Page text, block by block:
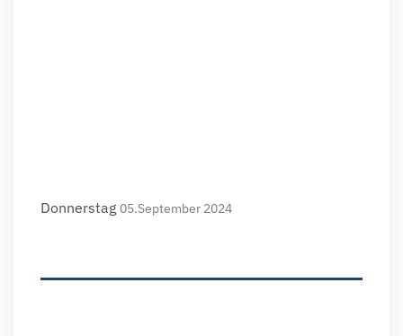
Donnerstag 05.September 2024